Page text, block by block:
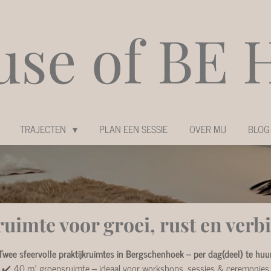
ofBE
TRAJECTEN PLAN EEN SESSIE OVER MIJ BLOG
voor groei, rust en
sfeervolle praktijkruimtes in Bergschenhoek – per dag(deel) te